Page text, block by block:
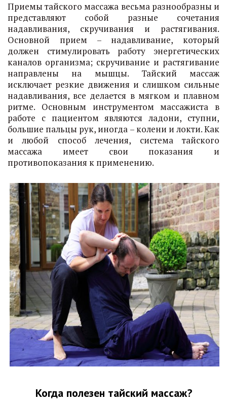
Приемы тайского массажа весьма разнообразны и
представляют собой разные сочетания
надавливания, скручивания и растягивания.
Основной прием – надавливание, который
должен стимулировать работу энергетических
каналов организма; скручивание и растягивание
направлены на мышцы. Тайский массаж
исключает резкие движения и слишком сильные
надавливания, все делается в мягком и плавном
ритме. Основным инструментом массажиста в
работе с пациентом являются ладони, ступни,
большие пальцы рук, иногда – колени и локти. Как
и любой способ лечения, система тайского
массажа имеет свои показания и
противопоказания к применению.
Когда полезен тайский массаж?